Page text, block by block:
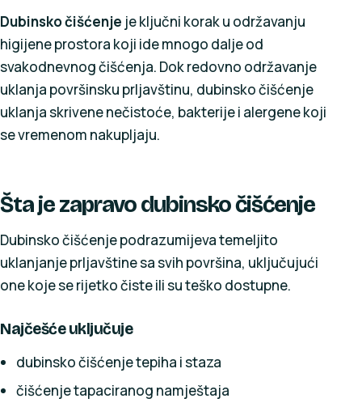
Dubinsko čišćenje je ključni korak u održavanju
higijene prostora koji ide mnogo dalje od
svakodnevnog čišćenja. Dok redovno održavanje
uklanja površinsku prljavštinu, dubinsko čišćenje
uklanja skrivene nečistoće, bakterije i alergene koji
se vremenom nakupljaju.
Šta je zapravo dubinsko čišćenje
Dubinsko čišćenje podrazumijeva temeljito
uklanjanje prljavštine sa svih površina, uključujući
one koje se rijetko čiste ili su teško dostupne.
Najčešće uključuje
dubinsko čišćenje tepiha i staza
čišćenje tapaciranog namještaja